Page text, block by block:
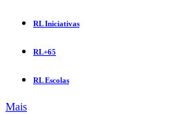
RL Iniciativas
RL+65
RL Escolas
Mais